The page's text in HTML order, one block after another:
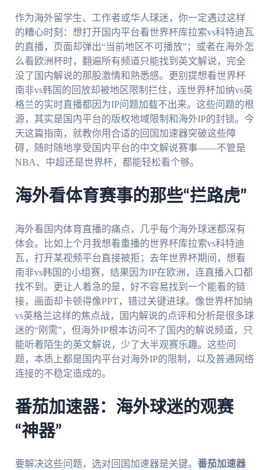
作为海外留学生、工作者或华人球迷，你一定遇过这样
的糟心时刻：想打开国内平台看世界杯库拉索vs科特迪瓦
的直播，页面却弹出“当前地区不可播放”；或者在海外怎
么看欧洲杯时，翻遍所有频道只能找到英文解说，完全
没了国内解说的那股激情和熟悉感。更别提想看世界杯
南非vs韩国的回放却被地区限制拦住，连世界杯加纳vs英
格兰的实时直播都因为IP问题加载不出来。这些问题的根
源，其实是国内平台的版权地域限制和海外IP的封锁。今
天这篇指南，就教你用合适的回国加速器突破这些障
碍，随时随地享受国内平台的中文解说赛事——不管是
NBA、中超还是世界杯，都能轻松看个够。
海外看体育赛事的那些“拦路虎”
海外看国内体育直播的痛点，几乎每个海外球迷都深有
体会。比如上个月我想看重播的世界杯库拉索vs科特迪
瓦，打开某视频平台直接被拒；去年世界杯期间，想看
南非vs韩国的小组赛，结果因为IP在欧洲，连直播入口都
找不到。更让人着急的是，好不容易找到一个能看的链
接，画面却卡顿得像PPT，错过关键进球。像世界杯加纳
vs英格兰这样的焦点战，国内解说的点评和分析是很多球
迷的“刚需”，但海外IP根本访问不了国内的解说频道，只
能听着陌生的英文解说，少了大半观赛乐趣。这些问
题，本质上都是国内平台对海外IP的限制，以及普通网络
连接的不稳定造成的。
番茄加速器：海外球迷的观赛
“神器”
要解决这些问题，选对回国加速器是关键。 番茄加速器